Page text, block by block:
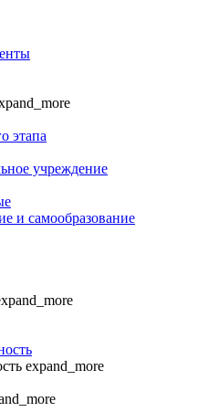
этапа
учреждение
и самообразование
expand_more